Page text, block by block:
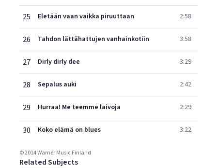
25 Eletään vaan vaikka piruuttaan 2:58
26 Tahdon lättähattujen vanhainkotiin 3:58
27 Dirly dirly dee 3:29
28 Sepalus auki 2:42
29 Hurraa! Me teemme laivoja 2:29
30 Koko elämä on blues 3:22
© 2014 Warner Music Finland
Related Subjects